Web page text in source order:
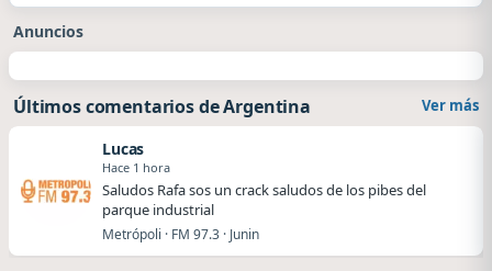
Anuncios
Últimos comentarios de Argentina Ver más
Lucas
Hace 1 hora
Saludos Rafa sos un crack saludos de los pibes del
parque industrial
Metrópoli · FM 97.3 · Junin